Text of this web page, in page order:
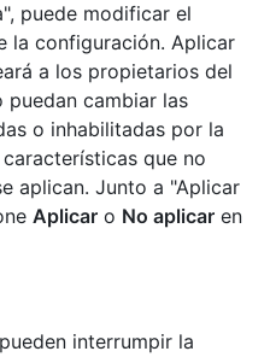
puede modificar el
la configuración. Aplicar
a los propietarios del
cambiar las
o inhabilitadas por la
que no
aplican. Junto a "Aplicar
Aplicar o No aplicar en
interrumpir la